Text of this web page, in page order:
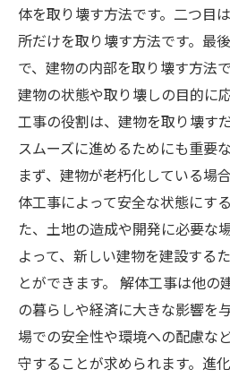
体を取り壊す方法です。二つ目
所だけを取り壊す方法です。最
で、建物の内部を取り壊す方法
建物の状態や取り壊しの目的に
工事の役割は、建物を取り壊す
スムーズに進めるためにも重要
まず、建物が老朽化している場
体工事によって安全な状態にす
た、土地の造成や開発に必要な
よって、新しい建物を建設する
とができます。 解体工事は他の
の暮らしや経済に大きな影響を
場での安全性や環境への配慮な
守することが求められます。進